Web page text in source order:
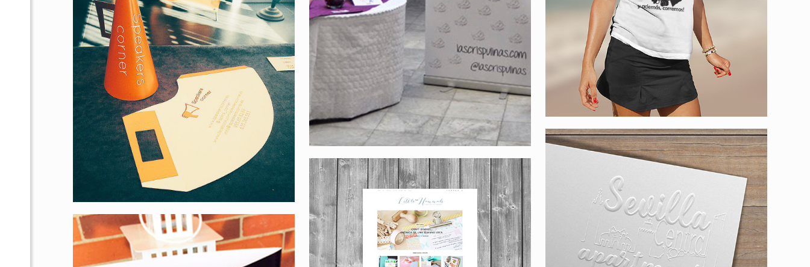
Speakers Corners
Sevilla Central
Apartments
Little Hannah
Rubén Fernández
Escultor